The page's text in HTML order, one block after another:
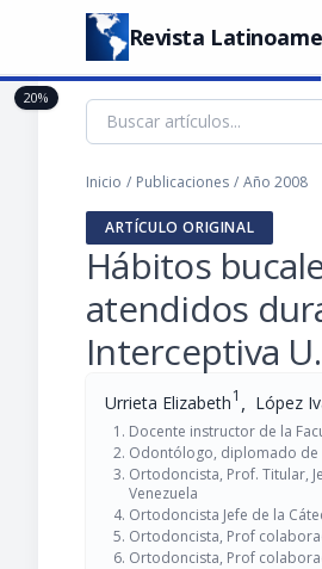
Revista
Inicio / Publicaciones / Año 2008
ARTÍCULO ORIGINAL
Hábitos
atendidos
Interceptiva
Urrieta Elizabeth1 , López
Docente instructor de la
Odontólogo, diplomado de
Ortodoncista, Prof. Titular,
Venezuela
Ortodoncista Jefe de la
Ortodoncista, Prof
Ortodoncista, Prof
20%